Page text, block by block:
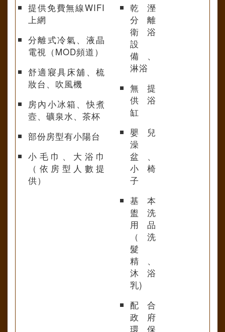
提供免費無線WIFI
上網
分離式冷氣、液晶
電視（MOD頻道）
舒適寢具床舖、梳
妝台、吹風機
房內小冰箱、快煮
壼、礦泉水、茶杯
部份房型有小陽台
小毛巾、大浴巾
（依房型人數提
供）
乾溼
分離
衛浴
設
備、
淋浴
無提
供浴
缸
嬰兒
澡
盆、
小椅
子
基本
盥洗
用品
（洗
髮
精、
沐浴
乳)
配合
政府
環保